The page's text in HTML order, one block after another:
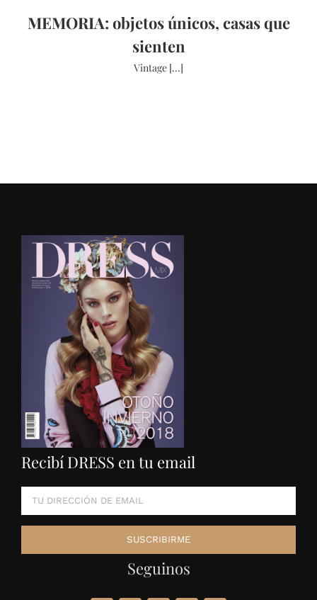
MEMORIA: objetos únicos, casas que
sienten
Vintage [...]
Recibí DRESS en tu email
Seguinos